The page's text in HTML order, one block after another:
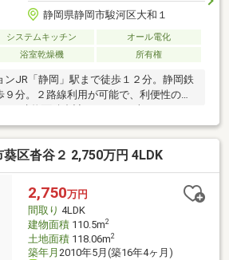
静岡県静岡市駿河区大和１
システムキッチン
オール電化
浴室乾燥機 所有権
ンJR「静岡」駅まで徒歩１２分。静岡鉄
分。２路線利用が可能で、利便性の良
す。断熱性、気密性にすぐれた外断熱。
リビングダイニングの窓は複層ガラス。2
けがあり、開放感があります。白を基調
く感じられます。また、室内状態も良好
オール電化住宅。省エネ給湯器「エコキ
で家事動線が良く、玄関横に物入、１階
区沓谷２ 2,750万円 4LDK
2,750万円
間取り 4LDK
建物面積110.5m2
土地面積118.06m2
築年月 2010年5月(築16年4ヶ月)